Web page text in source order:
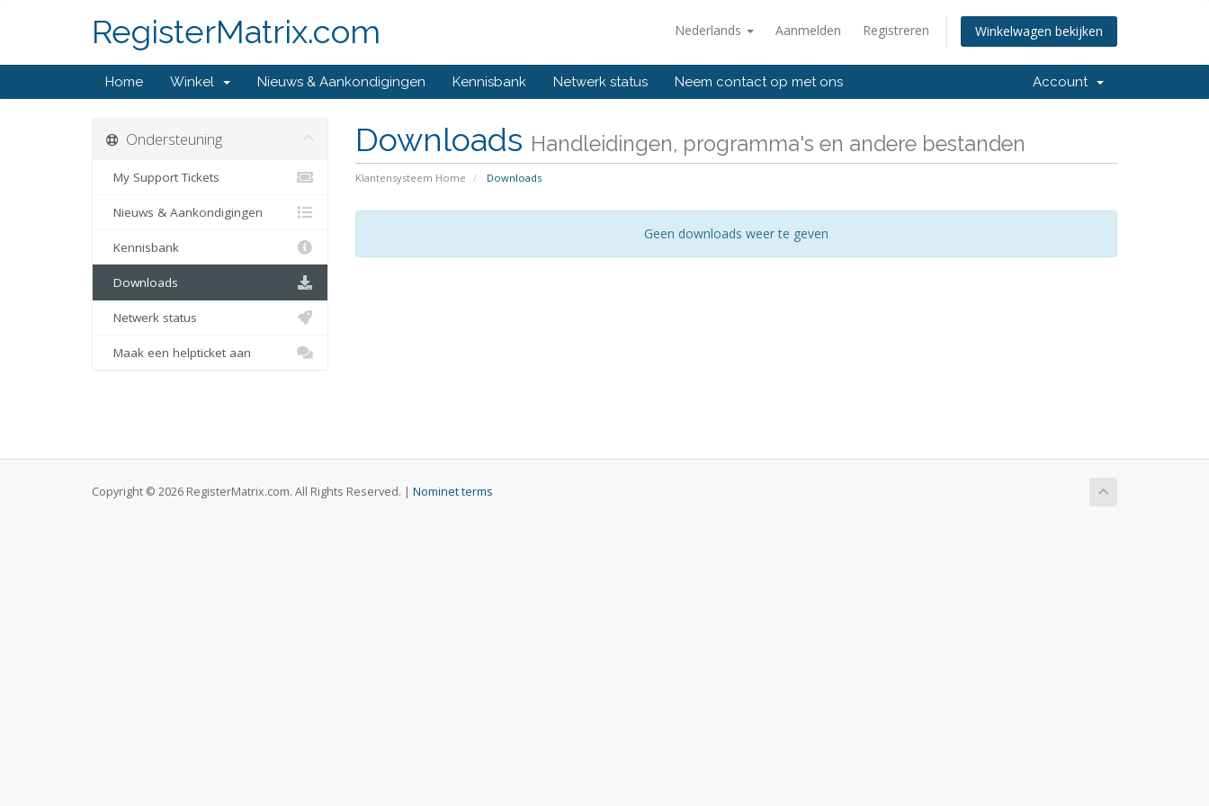
Nederlands Aanmelden Registreren Winkelwagen bekijken
RegisterMatrix.com
Home Winkel Nieuws & Aankondigingen Kennisbank Netwerk status Neem contact op met ons Account
Downloads Handleidingen, programma's en andere bestanden
Klantensysteem Home Downloads
Geen downloads weer te geven
Ondersteuning
My Support Tickets
Nieuws & Aankondigingen
Kennisbank
Downloads
Netwerk status
Maak een helpticket aan
Copyright © 2026 RegisterMatrix.com. All Rights Reserved. | Nominet terms